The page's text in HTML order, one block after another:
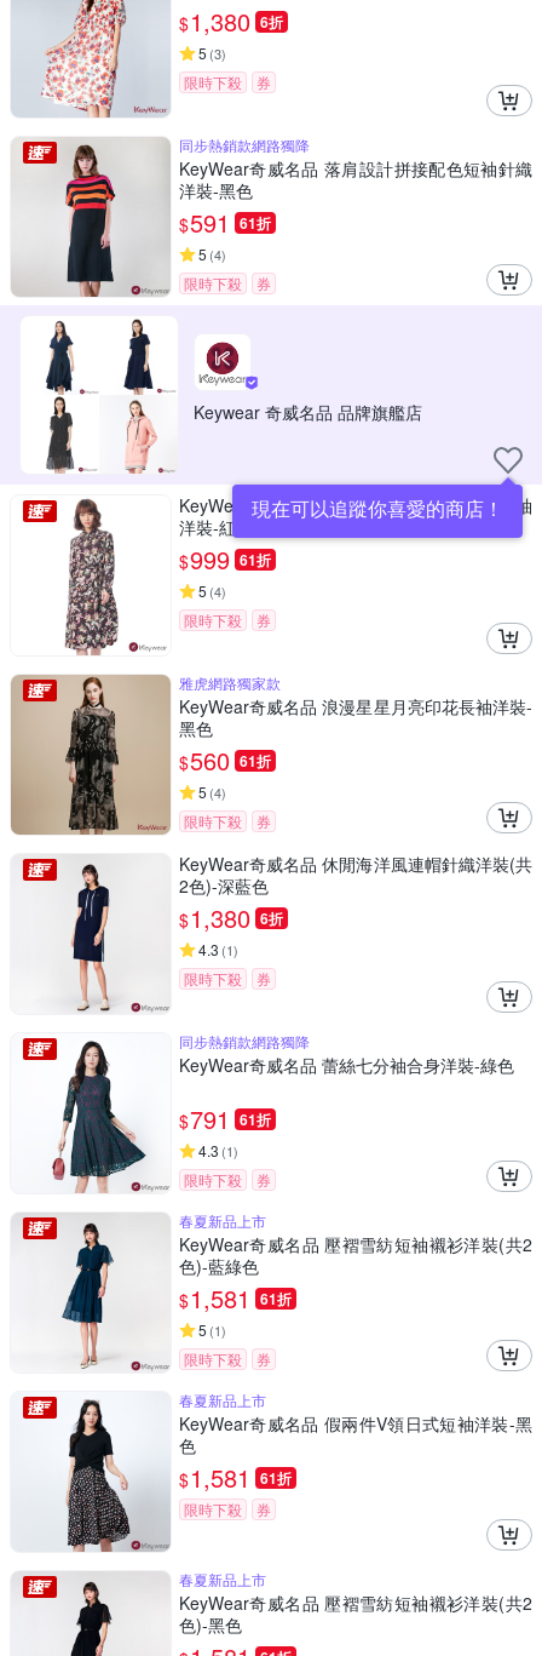
$1,380 6折
5 (3)
限時下殺 券
同步熱銷款網路獨降
KeyWear奇威名品 落肩設計拼接配色短袖針織
洋裝-黑色
$591 61折
5 (4)
限時下殺 券
Keywear 奇威名品 品牌旗艦店
現在可以追蹤你喜愛的商店！
KeyWear奇威名品 翻領開襟綁帶花卉印花長袖
洋裝-紅咖啡色
$999 61折
5 (4)
限時下殺 券
雅虎網路獨家款
KeyWear奇威名品 浪漫星星月亮印花長袖洋裝-
黑色
$560 61折
5 (4)
限時下殺 券
KeyWear奇威名品 休閒海洋風連帽針織洋裝(共
2色)-深藍色
$1,380 6折
4.3 (1)
限時下殺 券
同步熱銷款網路獨降
KeyWear奇威名品 蕾絲七分袖合身洋裝-綠色
$791 61折
4.3 (1)
限時下殺
券
春夏新品上市
KeyWear奇威名品 壓褶雪紡短袖襯衫洋裝(共2
色)-藍綠色
$1,581 61折
5 (1)
限時下殺
券
春夏新品上市
KeyWear奇威名品 假兩件V領日式短袖洋裝-黑
色
$1,581 61折
限時下殺 券
春夏新品上市
KeyWear奇威名品 壓褶雪紡短袖襯衫洋裝(共2
色)-黑色